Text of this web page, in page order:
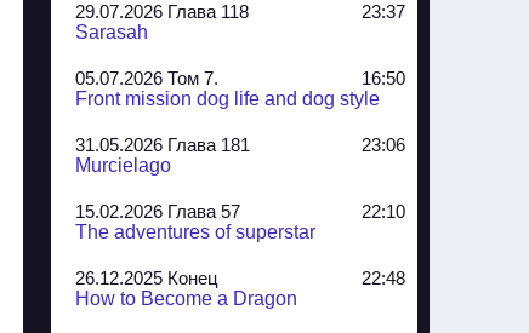
29.07.2026 Глава 118
23:37
Sarasah
05.07.2026 Том 7.
16:50
Front mission dog life and dog style
31.05.2026 Глава 181
23:06
Murcielago
15.02.2026 Глава 57
22:10
The adventures of superstar
26.12.2025 Конец
22:48
How to Become a Dragon